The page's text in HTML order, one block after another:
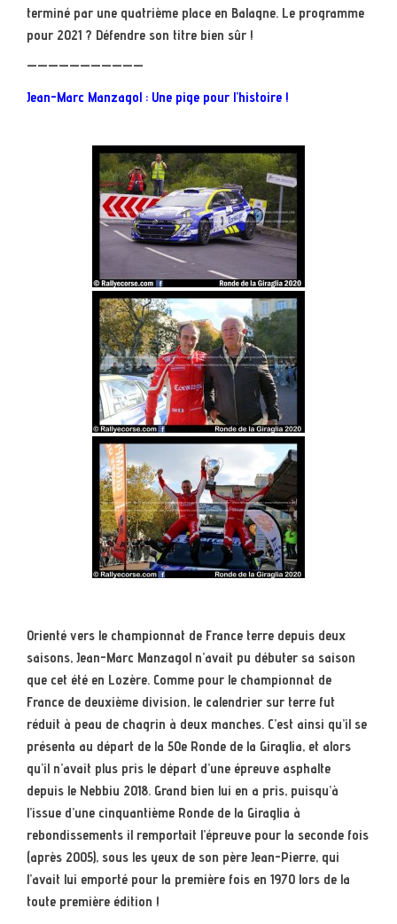
terminé par une quatrième place en Balagne. Le programme
pour 2021 ? Défendre son titre bien sûr !
———————————
Jean-Marc Manzagol : Une pige pour l’histoire !
Orienté vers le championnat de France terre depuis deux
saisons, Jean-Marc Manzagol n’avait pu débuter sa saison
que cet été en Lozère. Comme pour le championnat de
France de deuxième division, le calendrier sur terre fut
réduit à peau de chagrin à deux manches. C’est ainsi qu’il se
présenta au départ de la 50e Ronde de la Giraglia, et alors
qu’il n’avait plus pris le départ d’une épreuve asphalte
depuis le Nebbiu 2018. Grand bien lui en a pris, puisqu’à
l’issue d’une cinquantième Ronde de la Giraglia à
rebondissements il remportait l’épreuve pour la seconde fois
(après 2005), sous les yeux de son père Jean-Pierre, qui
l’avait lui emporté pour la première fois en 1970 lors de la
toute première édition !